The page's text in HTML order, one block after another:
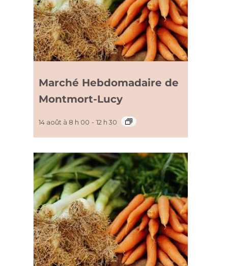
Marché Hebdomadaire de
Montmort-Lucy
14 août à 8 h 00 - 12 h 30